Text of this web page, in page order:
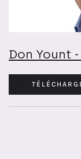
Don Yount